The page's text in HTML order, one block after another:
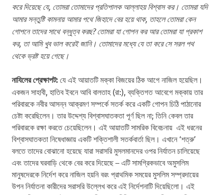
করে দিয়েছে যে, তোমরা তোমাদের প্রতিপালক আল্লাহয় বিশ্বাস কর। তোমরা যদি
আমার সন্তুষ্টি কামনায় আমার পথে জিহাদে বের হয়ে থাক, তাহলে তোমরা কেন
গোপনে তাদের সাথে বন্ধুত্ব করছ? তোমরা যা গোপন কর আর তোমরা যা প্রকাশ
কর, তা আমি খুব ভাল করেই জানি। তোমাদের মধ্যে যে তা করে সে সরল পথ
থেকে ভ্রষ্ট হয়ে গেছে।
নাযিলের প্রেক্ষাপট: যে এই আয়াতটি মক্কা বিজয়ের ঠিক আগে নাজিল হয়েছিল।
একজন সাহাবী, হাতিব ইবনে আবি বালতাহ (রা:), ব্যক্তিগত আবেগে মক্কায় তার
পরিবারকে নবীর আসন্ন আক্রমণ সম্পর্কে সতর্ক করে একটি গোপন চিঠি পাঠানোর
চেষ্টা করেছিলেন। তার উদ্দেশ্য বিশ্বাসঘাতকতা পূর্ণ ছিল না; তিনি কেবল তার
পরিবারকে রক্ষা করতে চেয়েছিলেন। এই আয়াতটি সামরিক বিবেচনায় এই ধরনের
বিশ্বাসঘাতকতা নিষেধাজ্ঞায় একটি শক্তিশালী সতর্কবার্তা ছিল। এখানে ‘শত্রু’
বলতে তাদের বোঝানো হয়েছে যারা সরাসরি মুসলমানদের ওপর নির্যাতন চালিয়েছে
এবং তাদের ঘরবাড়ি থেকে বের করে দিয়েছে – এটি সামগ্রিকভাবে অমুসলিম
মানুষদেরকে নির্দেশ করে নাজিল হয়নি বরং প্রাথমিক সময়ের মুসলিম সম্প্রদায়ের
উপন নির্যাতনা কারীদের সরাসরি উল্লেখ করে এই নির্দেশনাটি দিয়েছিলো। এই